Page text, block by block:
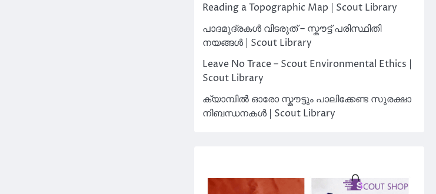
Reading a Topographic Map | Scout Library
പാദമുദ്രകൾ വിടരുത് – സ്കൗട്ട് പരിസ്ഥിതി
നയങ്ങൾ | Scout Library
Leave No Trace – Scout Environmental Ethics |
Scout Library
ക്യാമ്പിൽ ഓരോ സ്കൗട്ടും പാലിക്കേണ്ട സുരക്ഷാ
നിബന്ധനകൾ | Scout Library